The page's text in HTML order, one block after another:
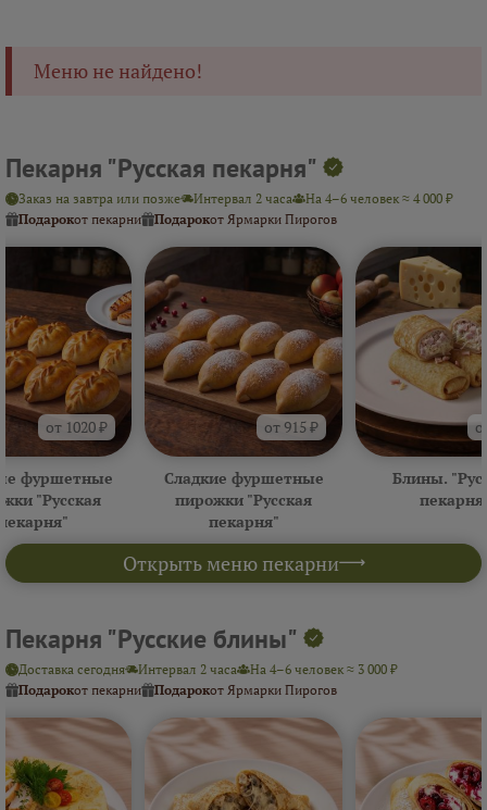
Меню не найдено!
Пекарня "Русская пекарня"
Открыть меню пекарни
Заказ на завтра или позже Интервал 2 часа
На 4–6 человек ≈ 4 000 ₽
Подарокот пекарни Подарокот Ярмарки Пирогов
от 1020 ₽
фуршетные
"Русская
от 915 ₽
Сладкие фуршетные
пирожки "Русская
пекарня"
Блины.
Пекарня "Русские блины"
Доставка сегодня Интервал 2 часа
На 4–6 человек ≈ 3 000 ₽
Подарокот пекарни Подарокот Ярмарки Пирогов